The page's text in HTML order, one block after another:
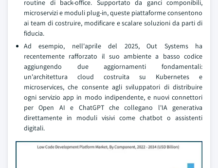
routine di back-office. Supportato da ganci componibili,
microservizi e moduli plug-in, queste piattaforme consentono
ai team di costruire, modificare e scalare soluzioni da parti di
fiducia.
Ad esempio, nell'aprile del 2025, Out Systems ha
recentemente rafforzato il suo ambiente a basso codice
aggiungendo due aggiornamenti fondamentali:
un'architettura cloud costruita su Kubernetes e
microservices, che consente agli sviluppatori di distribuire
ogni servizio app in modo indipendente, e nuovi connettori
per Open AI e ChatGPT che collegano l'IA generativa
direttamente in moduli visivi come chatbot o assistenti
digitali.